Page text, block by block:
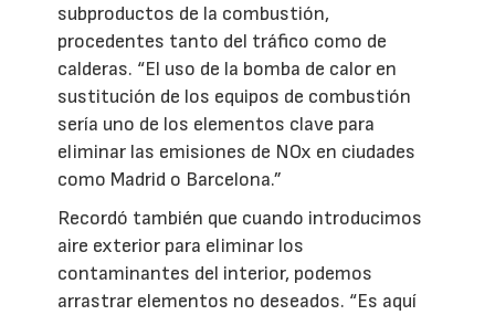
subproductos de la combustión,
procedentes tanto del tráfico como de
calderas. “El uso de la bomba de calor en
sustitución de los equipos de combustión
sería uno de los elementos clave para
eliminar las emisiones de NOx en ciudades
como Madrid o Barcelona.”
Recordó también que cuando introducimos
aire exterior para eliminar los
contaminantes del interior, podemos
arrastrar elementos no deseados. “Es aquí